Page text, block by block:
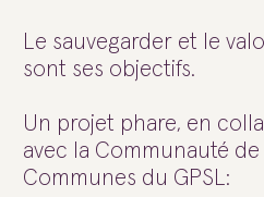
Le sauvegarder et le
sont ses objectifs.
Un projet phare, en
avec la Communauté de
Communes du GPSL: